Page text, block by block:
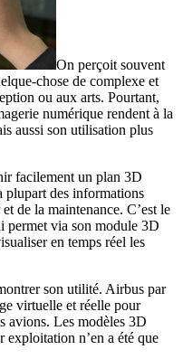
On perçoit souvent
chose de complexe et
ou aux arts. Pourtant,
numérique rendent à la
aussi son utilisation plus
facilement un plan 3D
plupart des informations
de la maintenance. C’est le
permet via son module 3D
en temps réel les
son utilité. Airbus par
virtuelle et réelle pour
avions. Les modèles 3D
exploitation n’en a été que